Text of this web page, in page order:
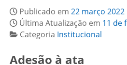
Publicado em 22 março 2022
Última Atualização em 11 de
Categoria Institucional
Adesão à ata